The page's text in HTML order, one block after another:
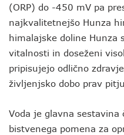
(ORP) do -450 mV pa
najkvalitetnejšo Hunza
himalajske doline Hunza
vitalnosti in doseženi
pripisujejo odlično
življenjsko dobo prav
Voda je glavna sestavina
bistvenega pomena za